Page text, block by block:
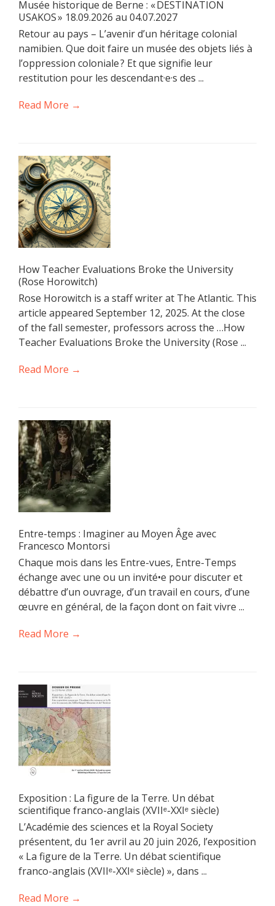
Musée historique de Berne : « DESTINATION
USAKOS » 18.09.2026 au 04.07.2027
Retour au pays – L’avenir d’un héritage colonial
namibien. Que doit faire un musée des objets liés à
l’oppression coloniale ? Et que signifie leur
restitution pour les descendant·e·s des ...
Read More →
How Teacher Evaluations Broke the University
(Rose Horowitch)
Rose Horowitch is a staff writer at The Atlantic. This
article appeared September 12, 2025. At the close
of the fall semester, professors across the …How
Teacher Evaluations Broke the University (Rose ...
Read More →
Entre-temps : Imaginer au Moyen Âge avec
Francesco Montorsi
Chaque mois dans les Entre-vues, Entre-Temps
échange avec une ou un invité•e pour discuter et
débattre d’un ouvrage, d’un travail en cours, d’une
œuvre en général, de la façon dont on fait vivre ...
Read More →
Exposition : La figure de la Terre. Un débat
scientifique franco-anglais (XVIIᵉ-XXIᵉ siècle)
L’Académie des sciences et la Royal Society
présentent, du 1er avril au 20 juin 2026, l’exposition
« La figure de la Terre. Un débat scientifique
franco-anglais (XVIIᵉ-XXIᵉ siècle) », dans ...
Read More →